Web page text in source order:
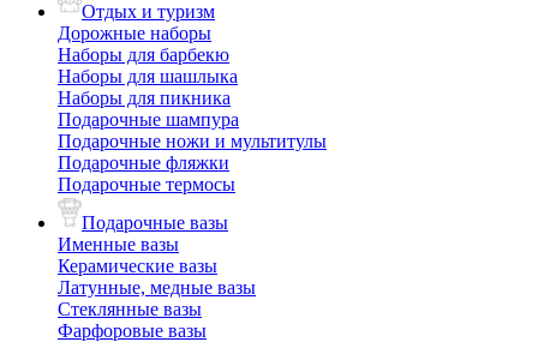
Отдых и туризм
Дорожные наборы
Наборы для барбекю
Наборы для шашлыка
Наборы для пикника
Подарочные шампура
Подарочные ножи и мультитулы
Подарочные фляжки
Подарочные термосы
Подарочные вазы
Именные вазы
Керамические вазы
Латунные, медные вазы
Стеклянные вазы
Фарфоровые вазы